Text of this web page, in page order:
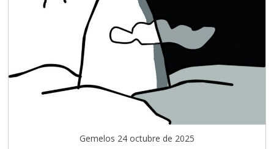
Gemelos 24 octubre de 2025